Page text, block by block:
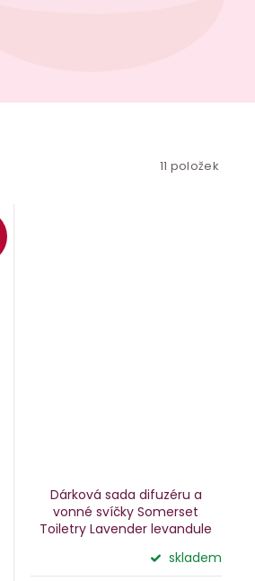
11 položek
Dárková sada difuzéru a
vonné svíčky Somerset
Toiletry Lavenderlevandule
skladem